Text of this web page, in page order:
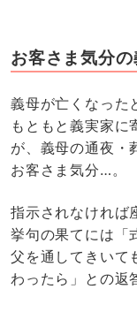
お客さま気分
義母が亡くなった
もともと義実家に
が、義母の通夜・
お客さま気分…。
指示されなければ
挙句の果てには「
父を通してきいて
わったら」との返